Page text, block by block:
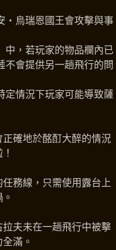
‧烏瑞恩國王會攻擊與事
中，若玩家的物品欄內已
會提供另一趟飛行的問
定情況下玩家可能導致薩
確地於酩酊大醉的情況
務線，只需使用露台上
夫未在一趟飛行中被擊
滿。